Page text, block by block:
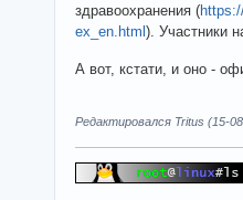
здравоохранения (
ex_en.html ). Участники
А вот, кстати, и оно -
Редактировался Tritus (15-